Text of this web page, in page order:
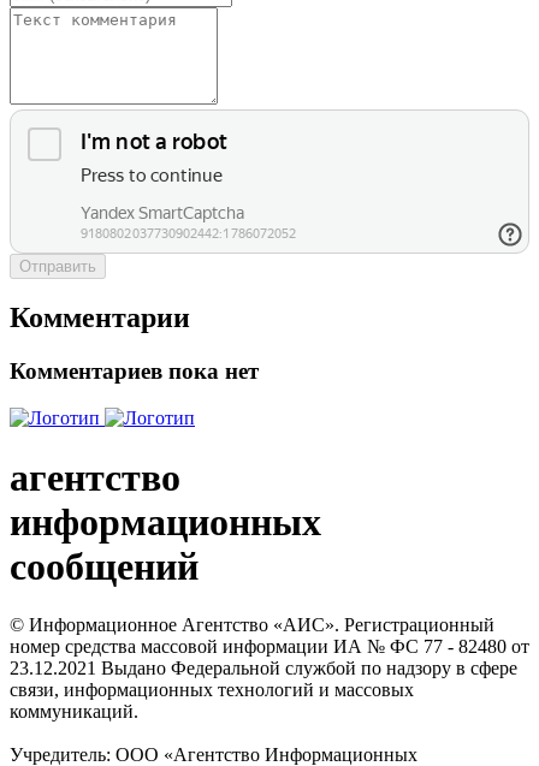
Отправить
Комментарии
Комментариев пока нет
агентство
информационных
сообщений
© Информационное Агентство «АИС». Регистрационный
номер средства массовой информации ИА № ФС 77 - 82480 от
23.12.2021 Выдано Федеральной службой по надзору в сфере
связи, информационных технологий и массовых
коммуникаций.
Учредитель: ООО «Агентство Информационных